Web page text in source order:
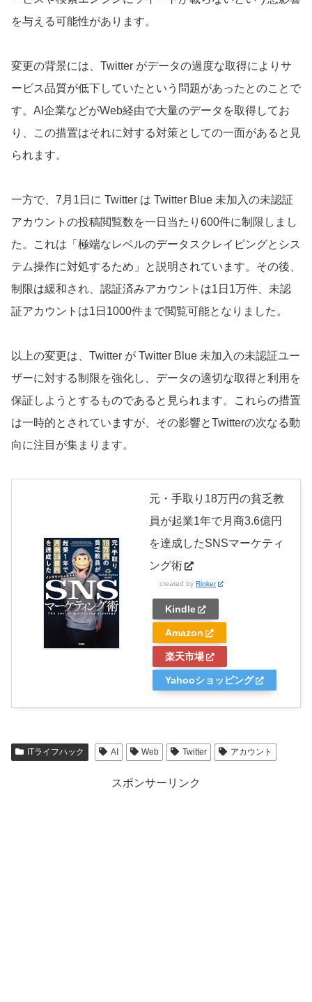
を与える可能性があります。
変更の背景には、Twitter がデータの過度な取得によりサ
ービス品質が低下していたという問題があったとのことで
す。AI企業などがWeb経由で大量のデータを取得してお
り、この措置はそれに対する対策としての一面があると見
られます。
一方で、7月1日に Twitter は Twitter Blue 未加入の未認証
アカウントの投稿閲覧数を一日当たり600件に制限しまし
た。これは「極端なレベルのデータスクレイピングとシス
テム操作に対処するため」と説明されています。その後、
制限は緩和され、認証済みアカウントは1日1万件、未認
証アカウントは1日1000件まで閲覧可能となりました。
以上の変更は、Twitter が Twitter Blue 未加入の未認証ユー
ザーに対する制限を強化し、データの適切な取得と利用を
保証しようとするものであると見られます。これらの措置
は一時的とされていますが、その影響とTwitterの次なる動
向に注目が集まります。
元・手取り18万円の貧乏教
員が起業1年で月商3.6億円
を達成したSNSマーケティ
ング術
created by Rinker
Kindle
Amazon
楽天市場
Yahooショッピング
ITライフハック AI Web Twitter アカウント
スポンサーリンク